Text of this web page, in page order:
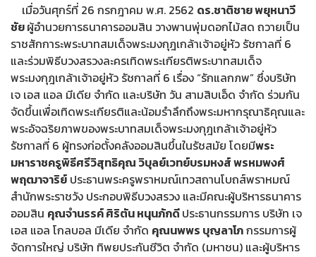
เมื่อวันศุกร์ที่ 26 กรกฎาคม พ.ศ. 2562 ดร.ชาติชาย พยุหนาวี
ชัยผู้อำนวยการธนาคารออมสิน วางพานพุ่มดอกไม้สด ถวายเป็น
ราชสักการะพระบาทสมเด็จพระมงกุฎเกล้าเจ้าอยู่หัว รัชกาลที่ 6
และร่วมพิธีบวงสรวงละครเทิดพระเกียรติพระบาทสมเด็จ
พระมงกุฎเกล้าเจ้าอยู่หัว รัชกาลที่ 6 เรื่อง “รักแลกภพ” ซึ่งบริษัท
เจ เอส แอล มีเดีย จำกัด และบริษัท วัน สามสิบเอ็ด จำกัด ร่วมกัน
จัดขึ้นเพื่อเทิดพระเกียรติและน้อมรำลึกถึงพระมหากรุณาธิคุณและ
พระอัจฉริยภาพของพระบาทสมเด็จพระมงกุฎเกล้าเจ้าอยู่หัว
รัชกาลที่ 6 ผู้ทรงก่อตั้งคลังออมสินขึ้นในรัชสมัย โดยมีพระ
มหาราชครูพิธีศรีวิสุทธิคุณ วิบุลย์เวทย์บรมหงส์ พรหมพงศ์
พฤฒาจาริย์ ประธานพระครูพราหมณ์เทวสถานโบถส์พราหมณ์
สำนักพระราชวัง ประกอบพิธีบวงสรวง และมีคณะผู้บริหารธนาคาร
ออมสิน คุณจำนรรค์ ศิริตัน หนุนภักดีประธานกรรมการ บริษัท เจ
เอส แอล โกลบอล มีเดีย จำกัด คุณนพพร บุญลาโภกรรมการผู้
จัดการใหญ่ บริษัท ทิพยประกันชีวิต จำกัด (มหาชน) และผู้บริหาร